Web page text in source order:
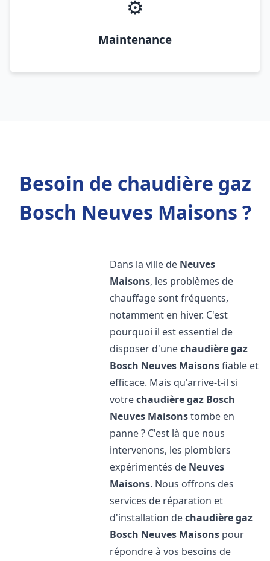
⚙️
Maintenance
Besoin de chaudière gaz
Bosch Neuves Maisons ?
Dans la ville de Neuves
Maisons, les problèmes de
chauffage sont fréquents,
notamment en hiver. C'est
pourquoi il est essentiel de
disposer d'unechaudière gaz
Bosch Neuves Maisonsfiable et
efficace. Mais qu'arrive-t-il si
votrechaudière gaz Bosch
Neuves Maisonstombe en
panne ? C'est là que nous
intervenons, les plombiers
expérimentés de Neuves
Maisons. Nous offrons des
services de réparation et
d'installation dechaudière gaz
Bosch Neuves Maisons pour
répondre à vos besoins de